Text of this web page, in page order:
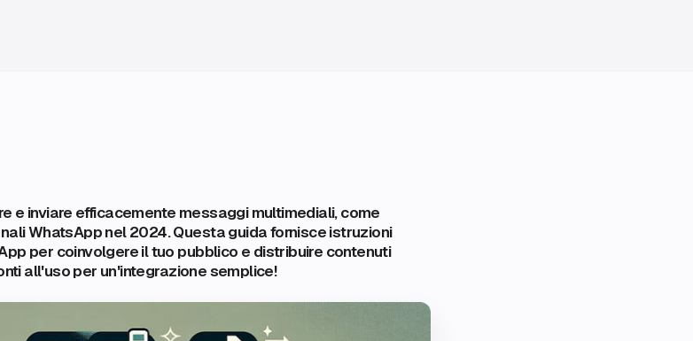
e inviare efficacemente messaggi multimediali, come
WhatsApp nel 2024. Questa guida fornisce istruzioni
per coinvolgere il tuo pubblico e distribuire contenuti
all'uso per un'integrazione semplice!